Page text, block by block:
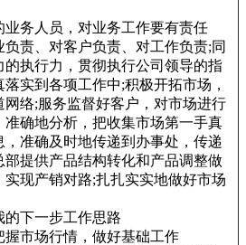
务人员，对业务工作要有责任
负责、对客户负责、对工作负责;同
的执行力，贯彻执行公司领导的指
实到各项工作中;积极开拓市场，
网络;服务监督好客户，对市场进行
准确地分析，把收集市场第一手真
，准确及时地传递到办事处，传递
部提供产品结构转化和产品调整做
实现产销对路;扎扎实实地做好市场
下一步工作思路
市场行情，做好基础工作